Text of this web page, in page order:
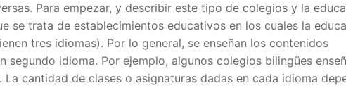
Para empezar, y describir este tipo de colegios y la
se trata de establecimientos educativos en los cuales la
tres idiomas). Por lo general, se enseñan los contenidos
segundo idioma. Por ejemplo, algunos colegios bilingües
cantidad de clases o asignaturas dadas en cada idioma